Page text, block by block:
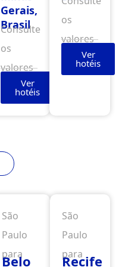
Gerais,
Brasil
Consulte
os
valores
Ver
hotéis
os
valores
Ver
hotéis
São
Paulo
para
Belo
São
Paulo
para
Recife